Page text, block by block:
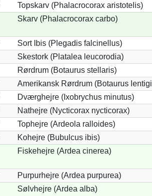
Topskarv (Phalacrocorax aristotelis)
Skarv (Phalacrocorax carbo)
Sort Ibis (Plegadis falcinellus)
Skestork (Platalea leucorodia)
Rørdrum (Botaurus stellaris)
Amerikansk Rørdrum (Botaurus
Dværghejre (Ixobrychus minutus)
Nathejre (Nycticorax nycticorax)
Tophejre (Ardeola ralloides)
Kohejre (Bubulcus ibis)
Fiskehejre (Ardea cinerea)
Purpurhejre (Ardea purpurea)
Sølvhejre (Ardea alba)